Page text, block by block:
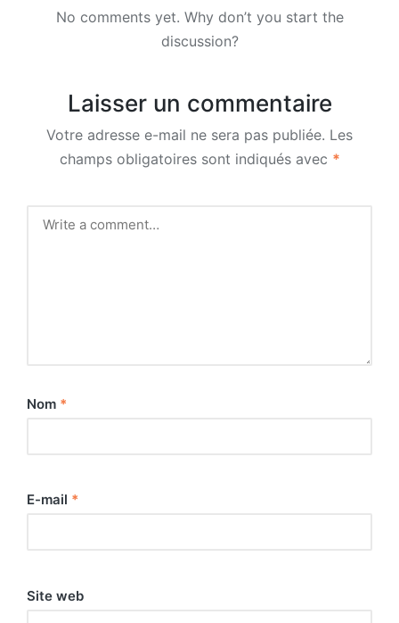
No comments yet. Why don’t you start the
discussion?
Laisser un commentaire
Votre adresse e-mail ne sera pas publiée. Les
champs obligatoires sont indiqués avec *
Nom *
E-mail *
Site web